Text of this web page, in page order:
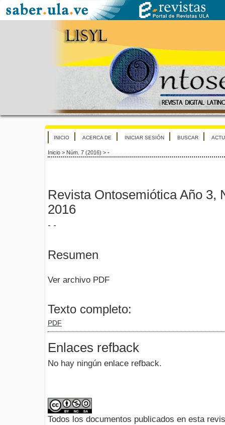
INICIO ACERCA DE INICIAR SESIÓN BUSCAR
Inicio > Núm. 7 (2016) > -
Revista Ontosemiótica Año 3,
2016
- -
Resumen
Ver archivo PDF
Texto completo:
PDF
Enlaces refback
No hay ningún enlace refback.
Todos los documentos publicados en esta